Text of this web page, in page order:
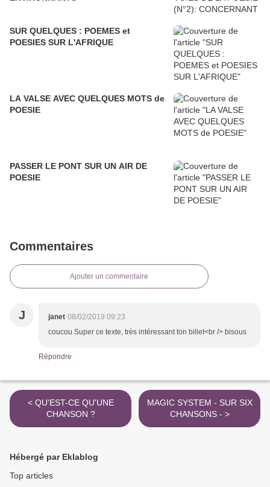
SUR QUELQUES : POEMES et
POESIES SUR L'AFRIQUE
LA VALSE AVEC QUELQUES MOTS de
POESIE
PASSER LE PONT SUR UN AIR DE
POESIE
Commentaires
Ajouter un commentaire
J janet 08/02/2019 09:23
coucou Super ce texte, très intéressant ton billet<br /> bisous
Répondre
< QU'EST-CE QU'UNE
CHANSON ?
MAGIC SYSTEM - SUR SIX
CHANSONS - >
Hébergé par Eklablog
Top articles